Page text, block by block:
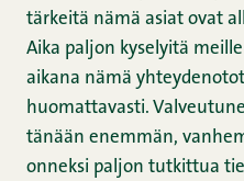
tärkeitä nämä asiat ovat
Aika paljon kyselyitä
aikana nämä
huomattavasti.
tänään enemmän,
onneksi paljon tutkittua